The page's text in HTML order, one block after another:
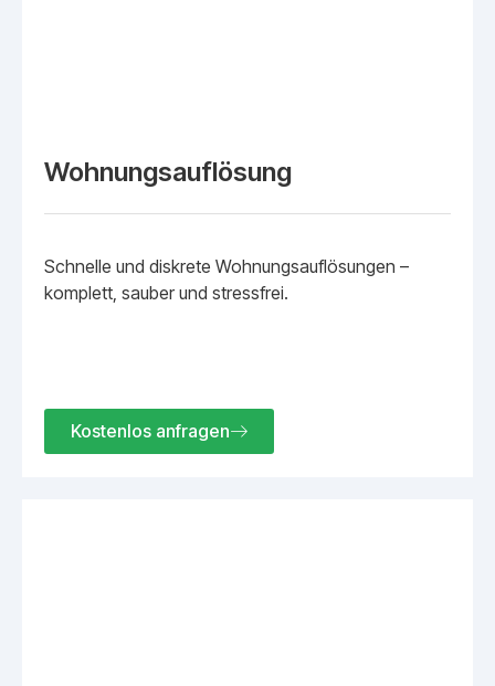
Wohnungsauflösung
Schnelle und diskrete Wohnungsauflösungen –
komplett, sauber und stressfrei.
Kostenlos anfragen